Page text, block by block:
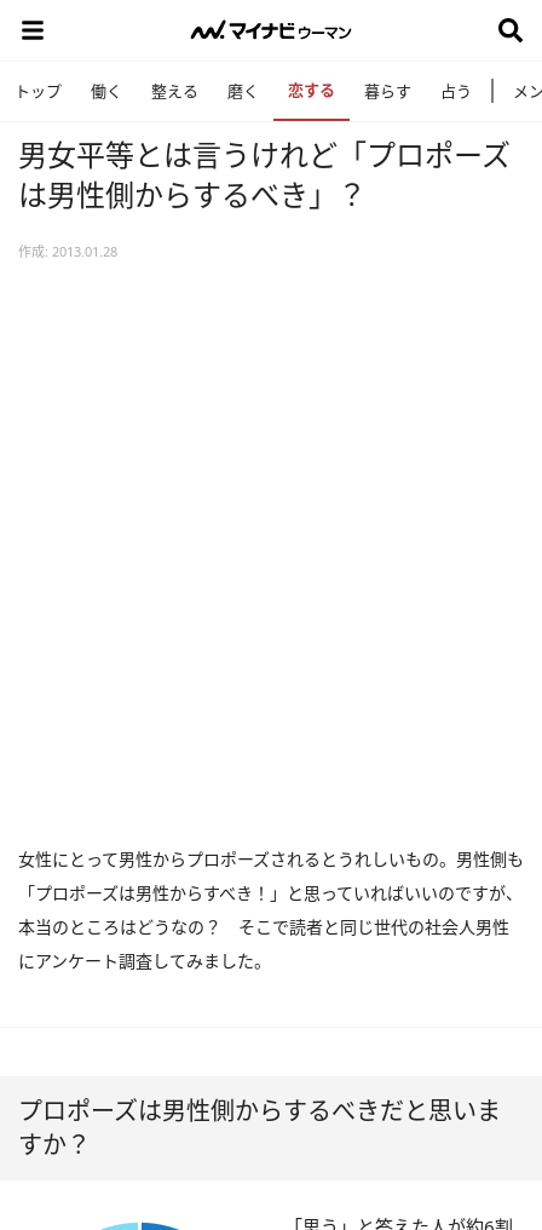
トップ 働く 整える 磨く 恋する 暮らす 占う メ
男女平等とは言うけれど「プロポーズ
は男性側からするべき」？
作成: 2013.01.28
女性にとって男性からプロポーズされるとうれしいもの。男性側も
「プロポーズは男性からすべき！」と思っていればいいのですが、
本当のところはどうなの？ そこで読者と同じ世代の社会人男性
にアンケート調査してみました。
プロポーズは男性側からするべきだと思いま
すか？